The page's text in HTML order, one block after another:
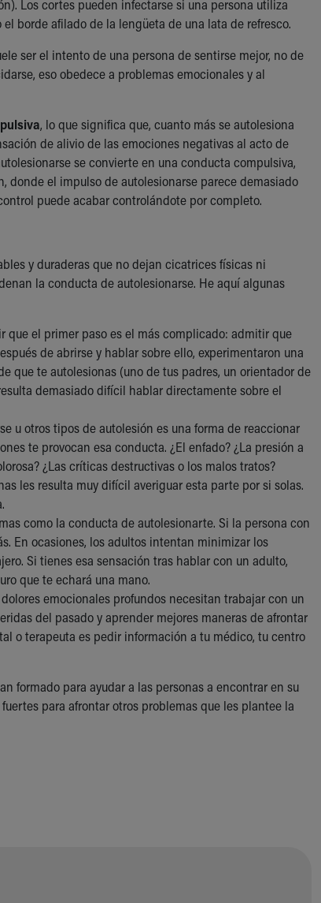
Los cortes pueden infectarse si una persona utiliza
borde afilado de la lengüeta de una lata de refresco.
ser el intento de una persona de sentirse mejor, no de
eso obedece a problemas emocionales y al
, lo que significa que, cuanto más se autolesiona
de alivio de las emociones negativas al acto de
se convierte en una conducta compulsiva,
donde el impulso de autolesionarse parece demasiado
puede acabar controlándote por completo.
y duraderas que no dejan cicatrices físicas ni
la conducta de autolesionarse. He aquí algunas
que el primer paso es el más complicado: admitir que
de abrirse y hablar sobre ello, experimentaron una
que te autolesionas (uno de tus padres, un orientador de
demasiado difícil hablar directamente sobre el
u otros tipos de autolesión es una forma de reaccionar
te provocan esa conducta. ¿El enfado? ¿La presión a
¿Las críticas destructivas o los malos tratos?
les resulta muy difícil averiguar esta parte por si solas.
como la conducta de autolesionarte. Si la persona con
En ocasiones, los adultos intentan minimizar los
Si tienes esa sensación tras hablar con un adulto,
que te echará una mano.
emocionales profundos necesitan trabajar con un
del pasado y aprender mejores maneras de afrontar
o terapeuta es pedir información a tu médico, tu centro
formado para ayudar a las personas a encontrar en su
para afrontar otros problemas que les plantee la